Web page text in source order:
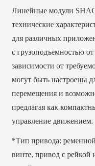
Линейные модули
технические
для различных
с грузоподъемностью
зависимости от
могут быть настроены
перемещения и
предлагая как
управление движением.
*Тип привода:
винте, привод с рейкой